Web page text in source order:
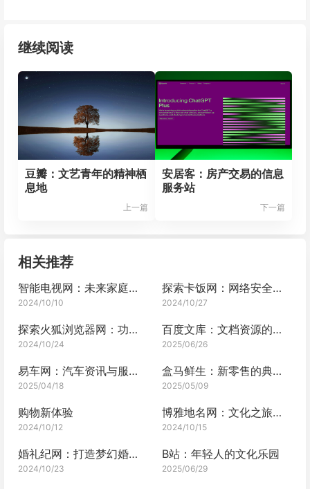
继续阅读
豆瓣：文艺青年的精神栖
息地
上一篇
安居客：房产交易的信息
服务站
下一篇
相关推荐
智能电视网：未来家庭娱乐的枢纽
2024/10/10
探索卡饭网：网络安全与技术的乐园
2024/10/27
探索火狐浏览器网：功能强大的互联网入口
2024/10/24
百度文库：文档资源的无尽宝藏
2025/06/26
易车网：汽车资讯与服务的一体化平台
2025/04/18
盒马鲜生：新零售的典范之作
2025/05/09
购物新体验
2024/10/12
博雅地名网：文化之旅的起点
2024/10/15
婚礼纪网：打造梦幻婚礼的一站式平台
2024/10/23
B站：年轻人的文化乐园
2025/06/29